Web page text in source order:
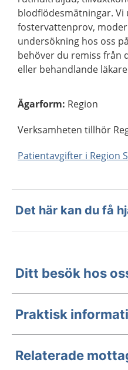
blodflödesmätningar. Vi
fostervattenprov,
undersökning hos oss
behöver du remiss från
eller behandlande
Ägarform: Region
Verksamheten tillhör
Patientavgifter i Region
Det här kan du få
Ditt besök hos
Praktisk
Relaterade